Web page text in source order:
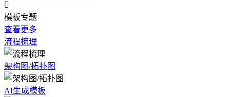

模板专题
查看更多
流程梳理
架构图/拓扑图
AI生成模板